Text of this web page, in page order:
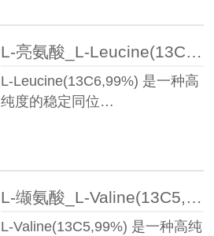
L-亮氨酸_L-Leucine(13C6,99%)
L-Leucine(13C6,99%) 是一种高
纯度的稳定同位…
L-缬氨酸_L-Valine(13C5,99%)
L-Valine(13C5,99%) 是一种高纯